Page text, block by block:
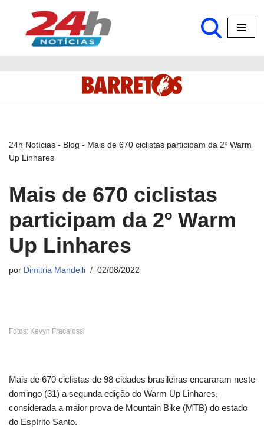
Pular
24h Notícias - Blog - Mais de 670 ciclistas participam da 2º Warm
Up Linhares
Mais de 670 ciclistas
participam da 2º Warm
Up Linhares
por Dimitria Mandelli 02/08/2022
Fotos: Kevyn Fracalossi
Mais de 670 ciclistas de 98 cidades brasileiras encararam neste
domingo (31) a segunda edição do Warm Up Linhares,
considerada a maior prova de Mountain Bike (MTB) do estado
do Espírito Santo.